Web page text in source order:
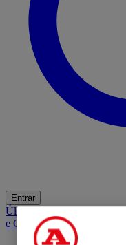
Entrar
ÚltimasMercadoOpinião
e Cabelo